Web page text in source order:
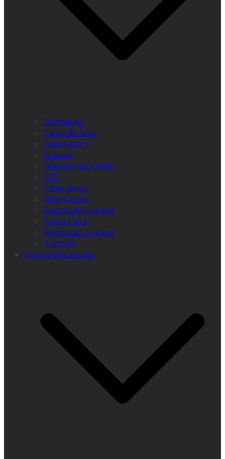
Camagüey
Ciego de Ávila
Fidel Castro
Havana
Miguel Díaz-Canel
PCC
Playa Girón
Raúl Castro
Revolução Cubana
Santa Clara
Revolução Cubana
Turismo
Artigos de Opinião